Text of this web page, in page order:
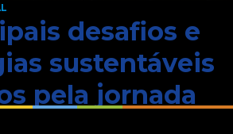
desafios e
sustentáveis
pela jornada